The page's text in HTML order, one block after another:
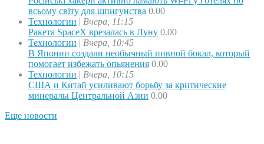
всьому світу для шпигунства 0.00
Технологии | Вчера, 11:15
Ракета SpaceX врезалась в Луну 0.00
Технологии | Вчера, 10:45
В Японии создали необычный пивной бокал, который
помогает избежать опьянения 0.00
Технологии | Вчера, 10:15
США и Китай усиливают борьбу за критические
минералы Центральной Азии 0.00
Еще новости